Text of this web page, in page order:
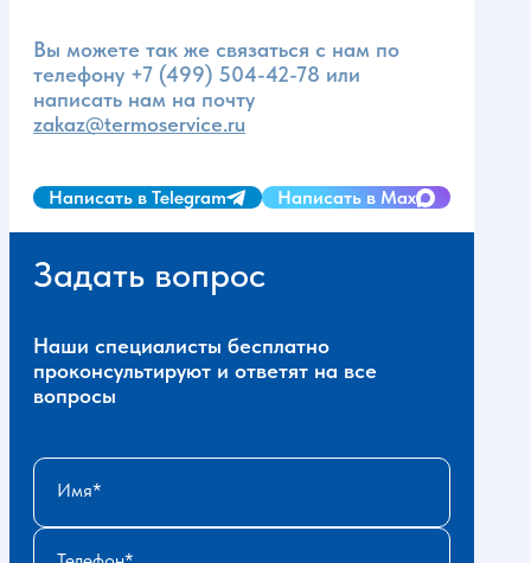
Вы можете так же связаться с нам по
телефону +7 (499) 504-42-78 или
написать нам на почту
zakaz@termoservice.ru
Написать в Telegram Написать в Max
Задать вопрос
Наши специалисты бесплатно
проконсультируют и ответят на все
вопросы
Имя